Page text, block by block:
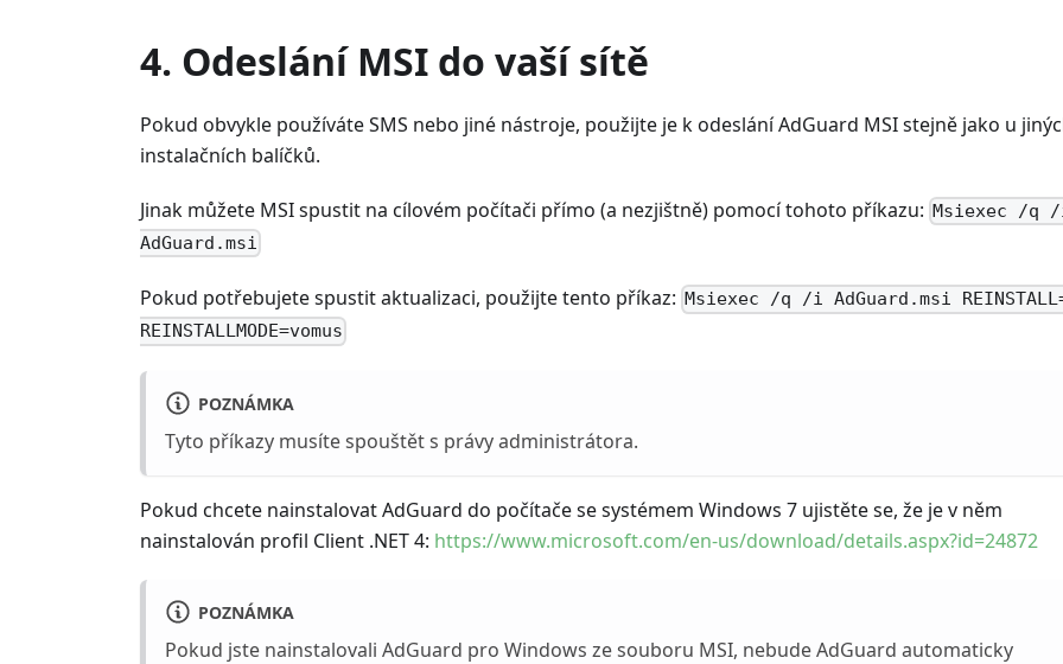
4. Odeslání MSI do vaší sítě
Pokud obvykle používáte SMS nebo jiné nástroje, použijte je k odeslání AdGuard MSI stejně jako u
instalačních balíčků.
Jinak můžete MSI spustit na cílovém počítači přímo (a nezjištně) pomocí tohoto příkazu: Msiexec /q
AdGuard.msi
Pokud potřebujete spustit aktualizaci, použijte tento příkaz: Msiexec /q /i AdGuard.msi
REINSTALLMODE=vomus
POZNÁMKA
Tyto příkazy musíte spouštět s právy administrátora.
Pokud chcete nainstalovat AdGuard do počítače se systémem Windows 7 ujistěte se, že je v něm
nainstalován profil Client .NET 4: https://www.microsoft.com/en-us/download/details.aspx?id=24872
POZNÁMKA
Pokud jste nainstalovali AdGuard pro Windows ze souboru MSI, nebude AdGuard automaticky